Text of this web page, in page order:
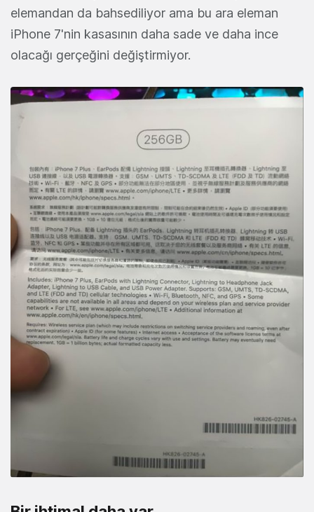
elemandan da bahsediliyor ama bu ara eleman
iPhone 7'nin kasasının daha sade ve daha ince
olacağı gerçeğini değiştirmiyor.